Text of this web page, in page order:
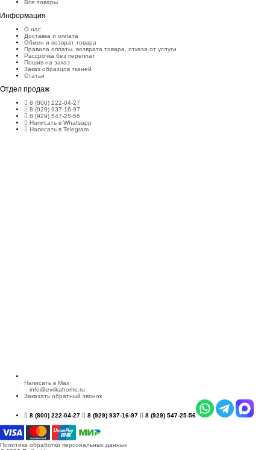
Все товары
Информация
О нас
Доставка и оплата
Обмен и возврат товара
Правила оплаты, возврата товара, отказа от услуги
Рассрочка без переплат
Пошив на заказ
Заказ образцов тканей
Статьи
Отдел продаж
8 (800) 222-04-27
8 (929) 937-16-97
8 (929) 547-25-56
Написать в Whatsapp
Написать в Telegram
Написать в Max
info@evrikahome.ru
Заказать обратный звонок
8 (800) 222-04-27 8 (929) 937-16-97 8 (929) 547-25-56
Политика обработки персональных данных